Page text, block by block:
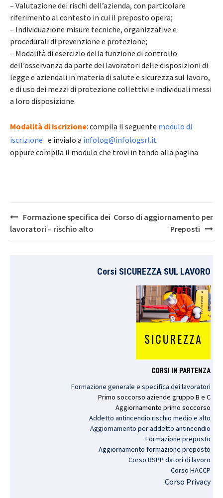
– Valutazione dei rischi dell’azienda, con particolare
riferimento al contesto in cui il preposto opera;
– Individuazione misure tecniche, organizzative e
procedurali di prevenzione e protezione;
– Modalità di esercizio della funzione di controllo
dell’osservanza da parte dei lavoratori delle disposizioni di
legge e aziendali in materia di salute e sicurezza sul lavoro,
e di uso dei mezzi di protezione collettivi e individuali messi
a loro disposizione.
Modalità di iscrizione: compila il seguente modulo di
iscrizione e invialo a infolog@infologsrl.it
oppure compila il modulo che trovi in fondo alla pagina
Post
navigation
Formazione specifica dei
lavoratori – rischio alto
Corso di aggiornamento per
Preposti
Corsi SICUREZZA SUL LAVORO
CORSI IN PARTENZA
Formazione generale e specifica dei lavoratori
Primo soccorso aziende gruppo B e C
Aggiornamento primo soccorso
Addetto antincendio rischio medio e alto
Aggiornamento per addetto antincendio
Formazione preposto
Aggiornamento formazione preposto
Corso RSPP datori di lavoro
Corso HACCP
Corso Privacy